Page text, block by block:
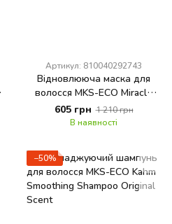
Артикул: 810040292743
Відновлююча маска для
волосся MKS-ECO Miracle
Masque Restorative Hair Mask
Original Scent
605 грн 1 210 грн
В наявності
−50%